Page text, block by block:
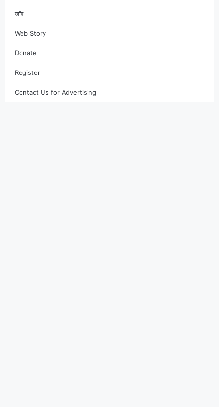
जॉब
Web Story
Donate
Register
Contact Us for Advertising